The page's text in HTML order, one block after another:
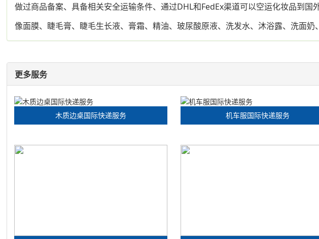
做过商品备案、具备相关安全运输条件、通过DHL和FedEx渠道可以空运化妆品到国
像面膜、睫毛膏、睫毛生长液、膏霜、精油、玻尿酸原液、洗发水、沐浴露、洗面
更多服务
木质边桌国际快递服务 机车服国际快递服务